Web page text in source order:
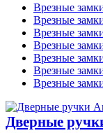
Врезные
Врезные
Врезные
Врезные
Врезные
Врезные
Врезные
Дверные